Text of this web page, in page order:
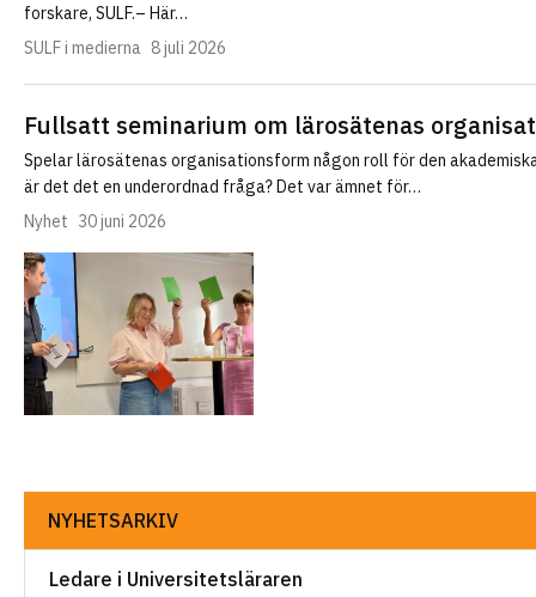
forskare, SULF.– Här…
SULF i medierna 8 juli 2026
Fullsatt seminarium om lärosätenas
Spelar lärosätenas organisationsform någon roll för den
är det det en underordnad fråga? Det var ämnet för…
Nyhet 30 juni 2026
NYHETSARKIV
Ledare i Universitetsläraren